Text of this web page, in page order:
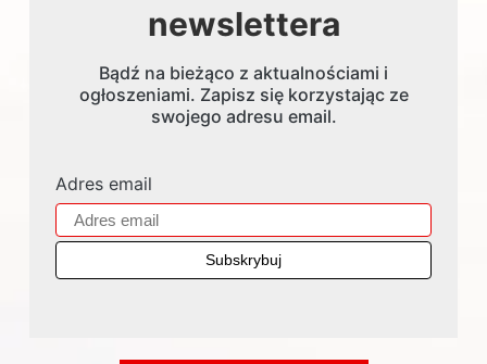
newslettera
Bądź na bieżąco z aktualnościami i
ogłoszeniami. Zapisz się korzystając ze
swojego adresu email.
Adres email